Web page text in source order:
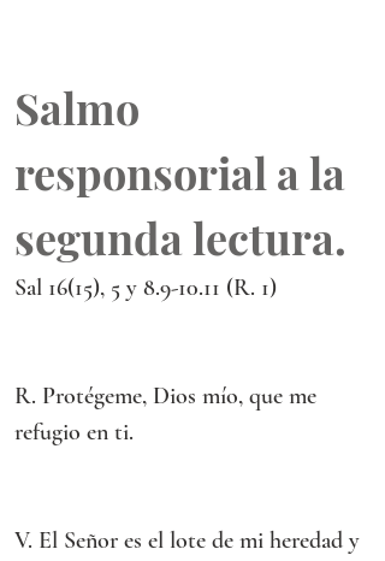
Salmo
responsorial a la
segunda lectura.
Sal 16(15), 5 y 8.9-10.11 (R. 1)
R. Protégeme, Dios mío, que me
refugio en ti.
V. El Señor es el lote de mi heredad y